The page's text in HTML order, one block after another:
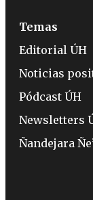
Temas
Editorial ÚH
Noticias
Pódcast ÚH
Newsletters
Ñandejara